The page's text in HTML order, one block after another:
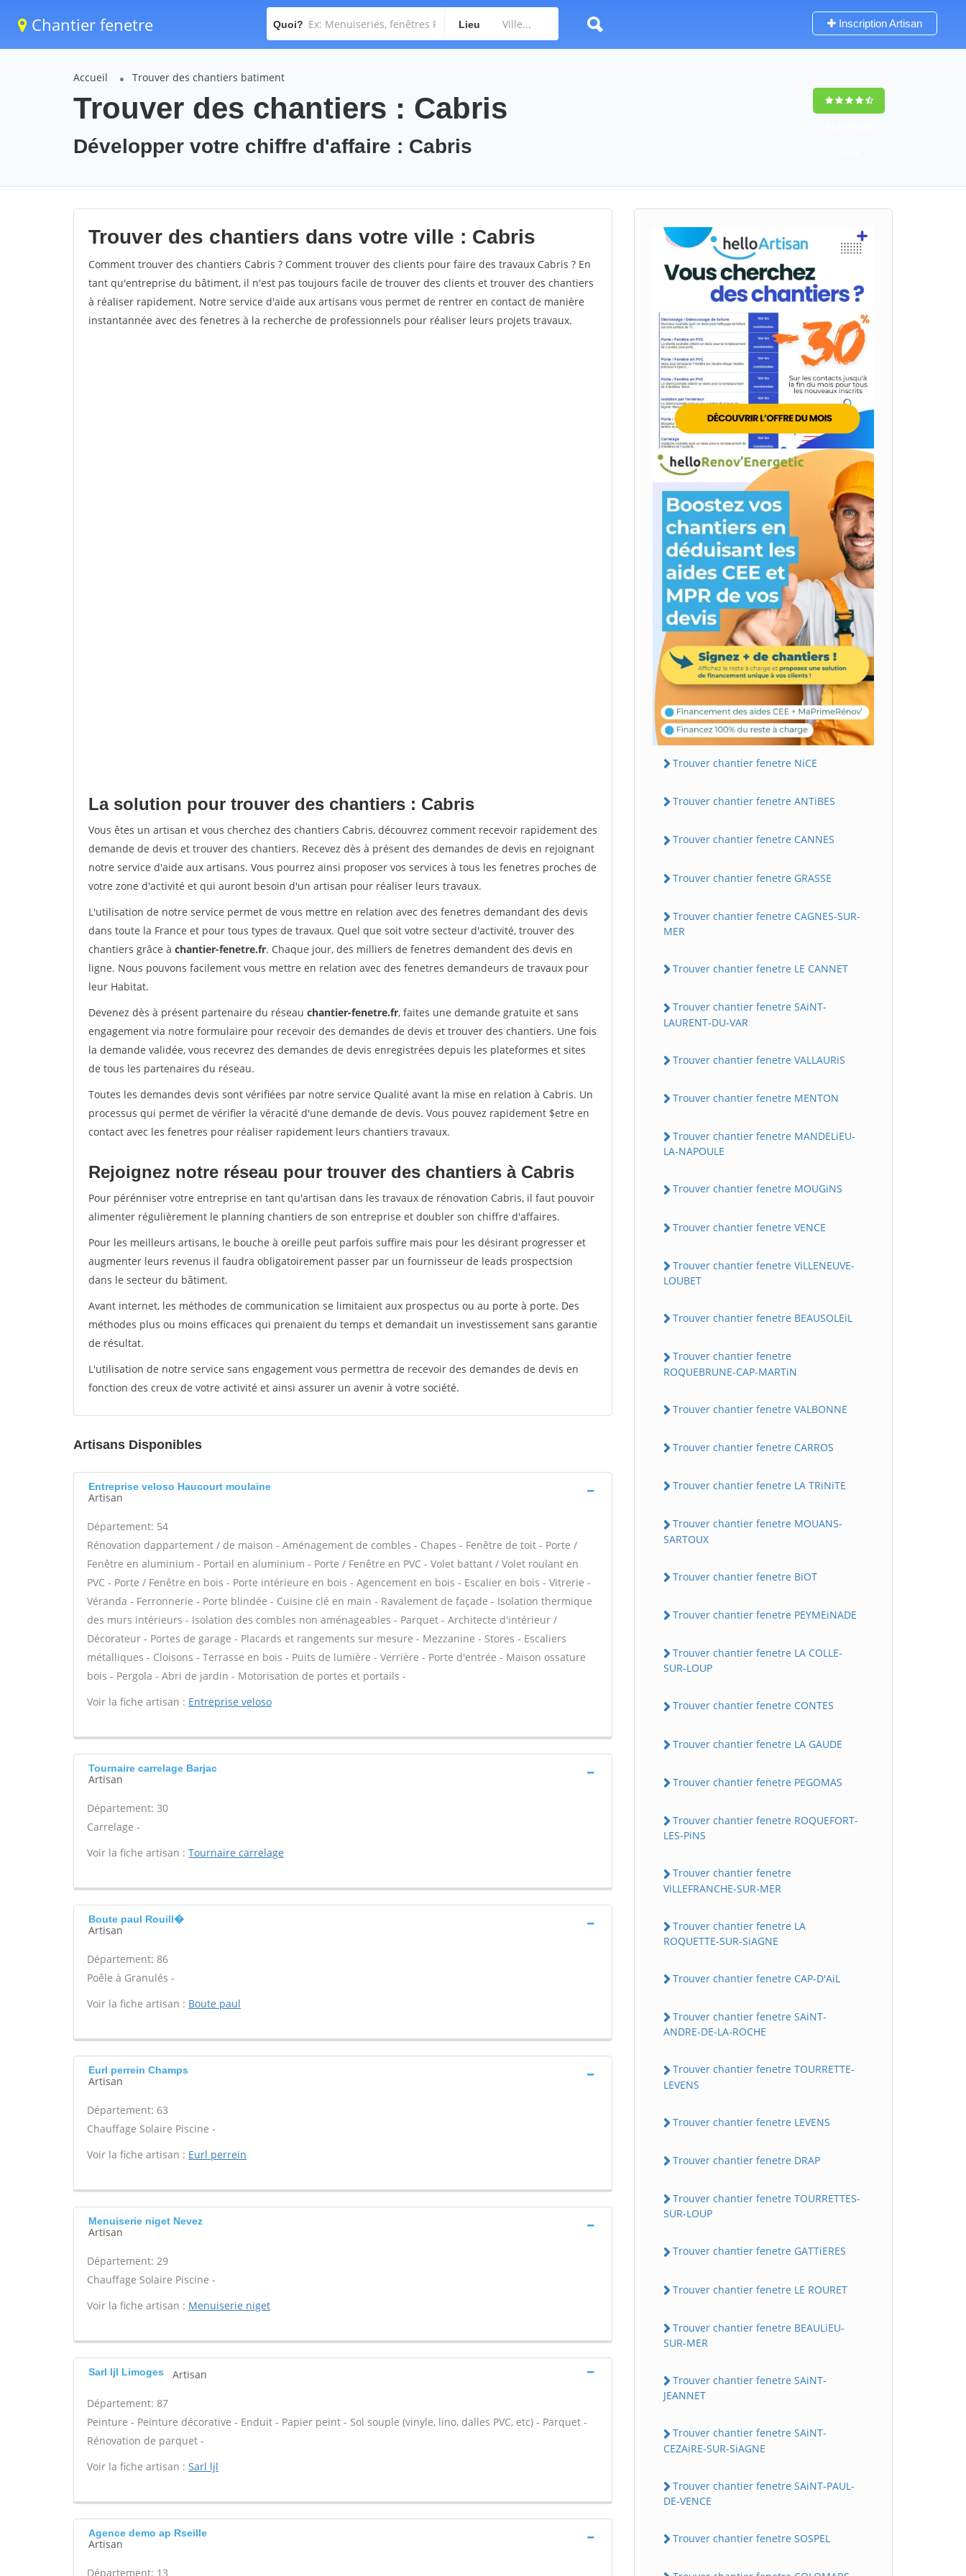
Chantier fenetre Quoi? Lieu Inscription Artisan
Accueil Trouver des chantiers batiment
Trouver des chantiers : Cabris
Développer votre chiffre d'affaire : Cabris
Trouver des chantiers dans votre ville : Cabris
Comment trouver des chantiers Cabris ? Comment trouver des clients pour faire des travaux Cabris ? En
tant qu'entreprise du bâtiment, il n'est pas toujours facile de trouver des clients et trouver des chantiers
à réaliser rapidement. Notre service d'aide aux artisans vous permet de rentrer en contact de manière
instantannée avec des fenetres à la recherche de professionnels pour réaliser leurs projets travaux.
La solution pour trouver des chantiers : Cabris
Vous êtes un artisan et vous cherchez des chantiers Cabris, découvrez comment recevoir rapidement des
demande de devis et trouver des chantiers. Recevez dès à présent des demandes de devis en rejoignant
notre service d'aide aux artisans. Vous pourrez ainsi proposer vos services à tous les fenetres proches de
votre zone d'activité et qui auront besoin d'un artisan pour réaliser leurs travaux.
L'utilisation de notre service permet de vous mettre en relation avec des fenetres demandant des devis
dans toute la France et pour tous types de travaux. Quel que soit votre secteur d'activité, trouver des
chantiers grâce à chantier-fenetre.fr. Chaque jour, des milliers de fenetres demandent des devis en
ligne. Nous pouvons facilement vous mettre en relation avec des fenetres demandeurs de travaux pour
leur Habitat.
Devenez dès à présent partenaire du réseau chantier-fenetre.fr, faites une demande gratuite et sans
engagement via notre formulaire pour recevoir des demandes de devis et trouver des chantiers. Une fois
la demande validée, vous recevrez des demandes de devis enregistrées depuis les plateformes et sites
de tous les partenaires du réseau.
Toutes les demandes devis sont vérifiées par notre service Qualité avant la mise en relation à Cabris. Un
processus qui permet de vérifier la véracité d'une demande de devis. Vous pouvez rapidement $etre en
contact avec les fenetres pour réaliser rapidement leurs chantiers travaux.
Rejoignez notre réseau pour trouver des chantiers à Cabris
Pour pérénniser votre entreprise en tant qu'artisan dans les travaux de rénovation Cabris, il faut pouvoir
alimenter régulièrement le planning chantiers de son entreprise et doubler son chiffre d'affaires.
Pour les meilleurs artisans, le bouche à oreille peut parfois suffire mais pour les désirant progresser et
augmenter leurs revenus il faudra obligatoirement passer par un fournisseur de leads prospectsion
dans le secteur du bâtiment.
Avant internet, les méthodes de communication se limitaient aux prospectus ou au porte à porte. Des
méthodes plus ou moins efficaces qui prenaient du temps et demandait un investissement sans garantie
de résultat.
L'utilisation de notre service sans engagement vous permettra de recevoir des demandes de devis en
fonction des creux de votre activité et ainsi assurer un avenir à votre société.
Artisans Disponibles
Entreprise veloso Haucourt moulaine
Artisan
Département: 54
Rénovation dappartement / de maison - Aménagement de combles - Chapes - Fenêtre de toit - Porte /
Fenêtre en aluminium - Portail en aluminium - Porte / Fenêtre en PVC - Volet battant / Volet roulant en
PVC - Porte / Fenêtre en bois - Porte intérieure en bois - Agencement en bois - Escalier en bois - Vitrerie -
Véranda - Ferronnerie - Porte blindée - Cuisine clé en main - Ravalement de façade - Isolation thermique
des murs intérieurs - Isolation des combles non aménageables - Parquet - Architecte d'intérieur /
Décorateur - Portes de garage - Placards et rangements sur mesure - Mezzanine - Stores - Escaliers
métalliques - Cloisons - Terrasse en bois - Puits de lumière - Verrière - Porte d'entrée - Maison ossature
bois - Pergola - Abri de jardin - Motorisation de portes et portails -
Voir la fiche artisan : Entreprise veloso
Tournaire carrelage Barjac
Artisan
Département: 30
Carrelage -
Voir la fiche artisan : Tournaire carrelage
Boute paul Rouill�
Artisan
Département: 86
Poêle à Granulés -
Voir la fiche artisan : Boute paul
Eurl perrein Champs
Artisan
Département: 63
Chauffage Solaire Piscine -
Voir la fiche artisan : Eurl perrein
Menuiserie niget Nevez
Artisan
Département: 29
Chauffage Solaire Piscine -
Voir la fiche artisan : Menuiserie niget
Sarl ljl Limoges Artisan
Département: 87
Peinture - Peinture décorative - Enduit - Papier peint - Sol souple (vinyle, lino, dalles PVC, etc) - Parquet -
Rénovation de parquet -
Voir la fiche artisan : Sarl ljl
Agence demo ap Rseille
Artisan
Département: 13
Trouver chantier fenetre NiCE
Trouver chantier fenetre ANTiBES
Trouver chantier fenetre CANNES
Trouver chantier fenetre GRASSE
Trouver chantier fenetre CAGNES-SUR-
MER
Trouver chantier fenetre LE CANNET
Trouver chantier fenetre SAiNT-
LAURENT-DU-VAR
Trouver chantier fenetre VALLAURiS
Trouver chantier fenetre MENTON
Trouver chantier fenetre MANDELiEU-
LA-NAPOULE
Trouver chantier fenetre MOUGiNS
Trouver chantier fenetre VENCE
Trouver chantier fenetre ViLLENEUVE-
LOUBET
Trouver chantier fenetre BEAUSOLEiL
Trouver chantier fenetre
ROQUEBRUNE-CAP-MARTiN
Trouver chantier fenetre VALBONNE
Trouver chantier fenetre CARROS
Trouver chantier fenetre LA TRiNiTE
Trouver chantier fenetre MOUANS-
SARTOUX
Trouver chantier fenetre BiOT
Trouver chantier fenetre PEYMEiNADE
Trouver chantier fenetre LA COLLE-
SUR-LOUP
Trouver chantier fenetre CONTES
Trouver chantier fenetre LA GAUDE
Trouver chantier fenetre PEGOMAS
Trouver chantier fenetre ROQUEFORT-
LES-PiNS
Trouver chantier fenetre
ViLLEFRANCHE-SUR-MER
Trouver chantier fenetre LA
ROQUETTE-SUR-SiAGNE
Trouver chantier fenetre CAP-D'AiL
Trouver chantier fenetre SAiNT-
ANDRE-DE-LA-ROCHE
Trouver chantier fenetre TOURRETTE-
LEVENS
Trouver chantier fenetre LEVENS
Trouver chantier fenetre DRAP
Trouver chantier fenetre TOURRETTES-
SUR-LOUP
Trouver chantier fenetre GATTiERES
Trouver chantier fenetre LE ROURET
Trouver chantier fenetre BEAULiEU-
SUR-MER
Trouver chantier fenetre SAiNT-
JEANNET
Trouver chantier fenetre SAiNT-
CEZAiRE-SUR-SiAGNE
Trouver chantier fenetre SAiNT-PAUL-
DE-VENCE
Trouver chantier fenetre SOSPEL